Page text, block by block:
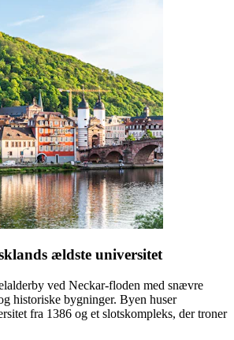
ældste universitet
ved Neckar-floden med snævre
historiske bygninger. Byen huser
fra 1386 og et slotskompleks, der troner